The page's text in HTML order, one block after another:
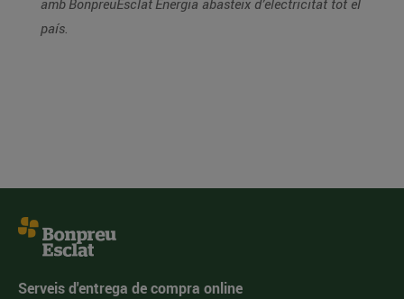
amb BonpreuEsclat Energia abasteix d’electricitat tot el
país.
Serveis d'entrega de compra online